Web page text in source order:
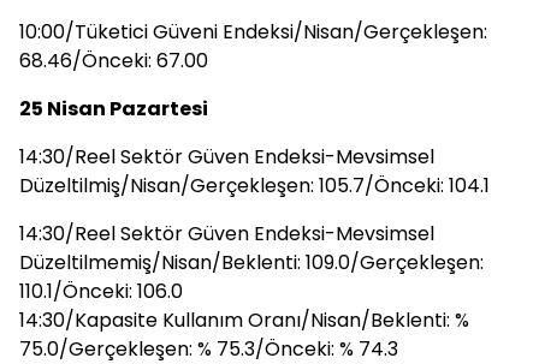
10:00/Tüketici Güveni Endeksi/Nisan/Gerçekleşen:
68.46/Önceki: 67.00
25 Nisan Pazartesi
14:30/Reel Sektör Güven Endeksi-Mevsimsel
Düzeltilmiş/Nisan/Gerçekleşen: 105.7/Önceki: 104.1
14:30/Reel Sektör Güven Endeksi-Mevsimsel
Düzeltilmemiş/Nisan/Beklenti: 109.0/Gerçekleşen:
110.1/Önceki: 106.0
14:30/Kapasite Kullanım Oranı/Nisan/Beklenti: %
75.0/Gerçekleşen: % 75.3/Önceki: % 74.3